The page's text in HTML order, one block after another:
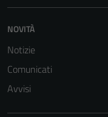
NOVITÀ
Notizie
Comunicati
Avvisi